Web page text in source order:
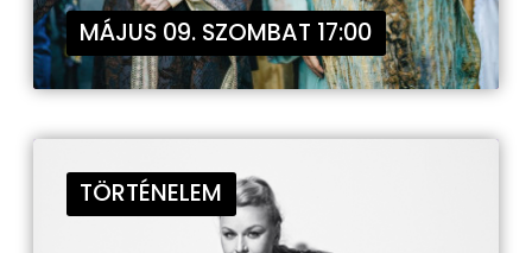
MÁJUS 09. SZOMBAT 17:00
TÖRTÉNELEM